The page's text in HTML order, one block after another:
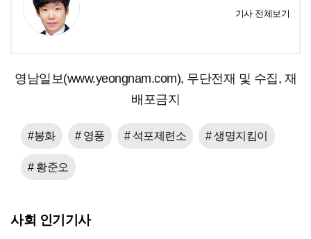
기사 전체보기
영남일보(www.yeongnam.com), 무단전재 및 수집, 재
배포금지
#봉화 # 영풍 # 석포제련소 # 생명지킴이
# 황준오
사회 인기기사